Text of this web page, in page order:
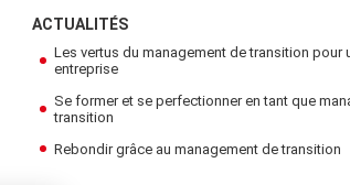
ACTUALITÉS
Les vertus du management de transition pour
entreprise
Se former et se perfectionner en tant que
transition
Rebondir grâce au management de transition